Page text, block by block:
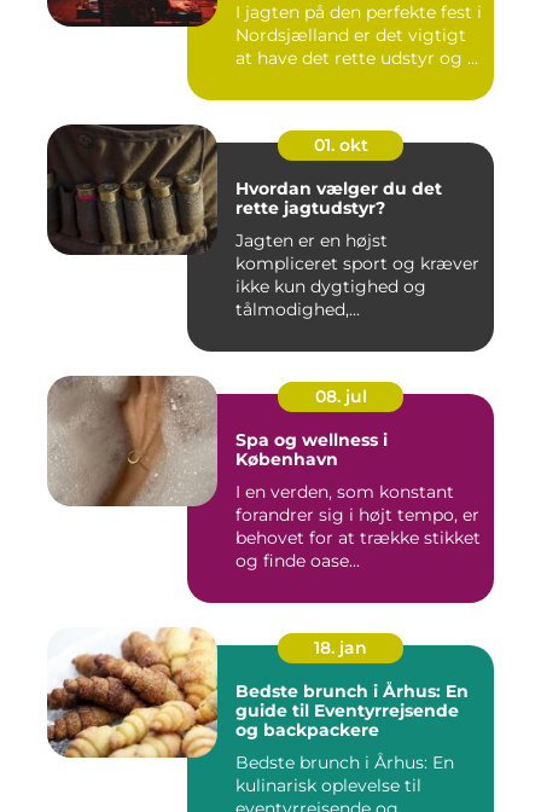
I jagten på den perfekte fest i
Nordsjælland er det vigtigt
at have det rette udstyr og ...
01. okt
Hvordan vælger du det
rette jagtudstyr?
Jagten er en højst
kompliceret sport og kræver
ikke kun dygtighed og
tålmodighed,...
08. jul
Spa og wellness i
København
I en verden, som konstant
forandrer sig i højt tempo, er
behovet for at trække stikket
og finde oase...
18. jan
Bedste brunch i Århus: En
guide til Eventyrrejsende
og backpackere
Bedste brunch i Århus: En
kulinarisk oplevelse til